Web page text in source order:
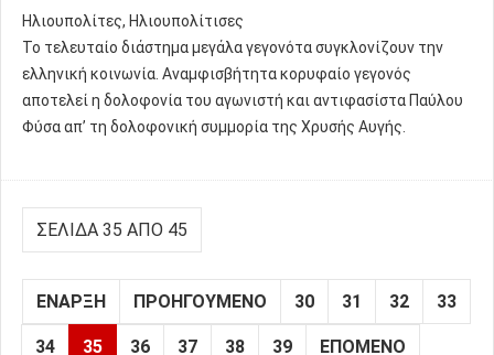
Ηλιουπολίτες, Ηλιουπολίτισες
Το τελευταίο διάστημα μεγάλα γεγονότα συγκλονίζουν την
ελληνική κοινωνία. Αναμφισβήτητα κορυφαίο γεγονός
αποτελεί η δολοφονία του αγωνιστή και αντιφασίστα Παύλου
Φύσα απ’ τη δολοφονική συμμορία της Χρυσής Αυγής.
ΣΕΛΊΔΑ 35 ΑΠΌ 45
ΈΝΑΡΞΗ ΠΡΟΗΓΟΎΜΕΝΟ 30 31 32 33
34 35 36 37 38 39 ΕΠΌΜΕΝΟ